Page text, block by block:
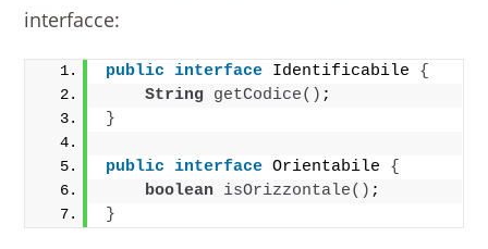
interfacce:
public interface Identificabile {
String getCodice() ;
}
public interface Orientabile {
boolean
isOrizzontale() ;
}